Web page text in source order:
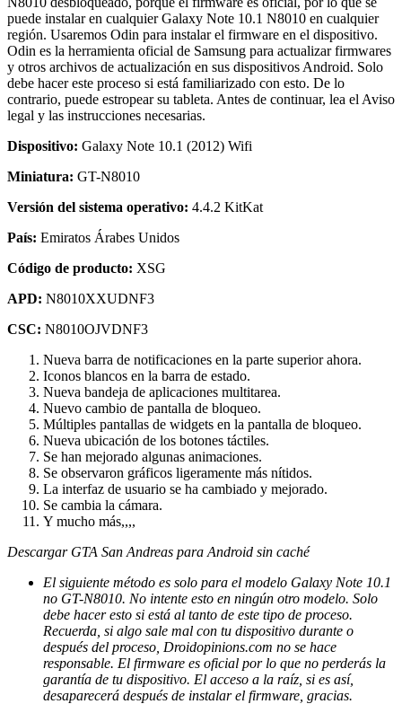
puede instalar en cualquier Galaxy Note 10.1 N8010 en cualquier
región. Usaremos Odin para instalar el firmware en el dispositivo.
Odin es la herramienta oficial de Samsung para actualizar firmwares
y otros archivos de actualización en sus dispositivos Android. Solo
debe hacer este proceso si está familiarizado con esto. De lo
contrario, puede estropear su tableta. Antes de continuar, lea el Aviso
legal y las instrucciones necesarias.
Dispositivo: Galaxy Note 10.1 (2012) Wifi
Miniatura: GT-N8010
Versión del sistema operativo: 4.4.2 KitKat
País: Emiratos Árabes Unidos
Código de producto: XSG
APD: N8010XXUDNF3
CSC: N8010OJVDNF3
Nueva barra de notificaciones en la parte superior ahora.
Iconos blancos en la barra de estado.
Nueva bandeja de aplicaciones multitarea.
Nuevo cambio de pantalla de bloqueo.
Múltiples pantallas de widgets en la pantalla de bloqueo.
Nueva ubicación de los botones táctiles.
Se han mejorado algunas animaciones.
Se observaron gráficos ligeramente más nítidos.
La interfaz de usuario se ha cambiado y mejorado.
Se cambia la cámara.
Y mucho más,,,,
Descargar GTA San Andreas para Android sin caché
El siguiente método es solo para el modelo Galaxy Note 10.1
no GT-N8010. No intente esto en ningún otro modelo. Solo
debe hacer esto si está al tanto de este tipo de proceso.
Recuerda, si algo sale mal con tu dispositivo durante o
después del proceso, Droidopinions.com no se hace
responsable. El firmware es oficial por lo que no perderás la
garantía de tu dispositivo. El acceso a la raíz, si es así,
desaparecerá después de instalar el firmware, gracias.